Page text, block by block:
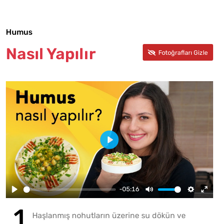
Humus
Nasıl Yapılır
-05:16
Haşlanmış nohutların üzerine su dökün ve